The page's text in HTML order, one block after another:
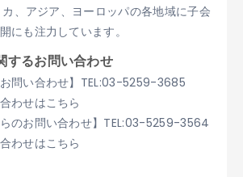
カ、アジア、ヨーロッパの各地域に子会
にも注力しています。
するお問い合わせ
お問い合わせ】TEL:03-5259-3685
わせはこちら
らのお問い合わせ】TEL:03-5259-3564
わせはこちら